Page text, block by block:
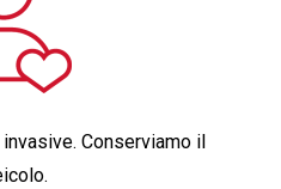
Conserviamo il